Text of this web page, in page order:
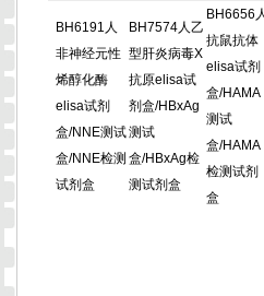
BH6191人
非神经元性
烯醇化酶
elisa试剂
盒/NNE测试
盒/NNE检测
试剂盒
BH7574人乙
型肝炎病毒X
抗原elisa试
剂盒/HBxAg
测试
盒/HBxAg检
测试剂盒
BH6656
抗鼠抗体
elisa试剂
盒/HAMA
测试
盒/HAMA
检测试剂
盒